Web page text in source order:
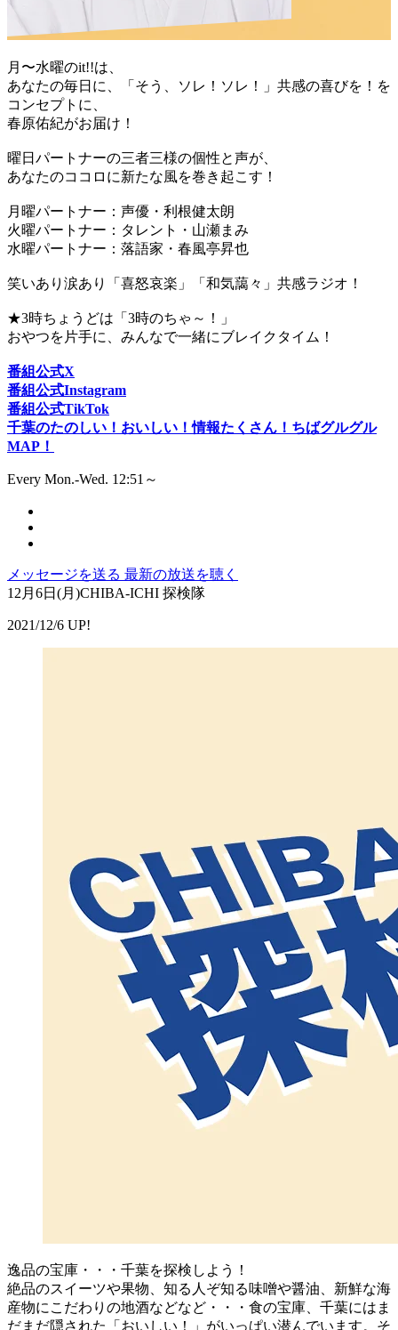
月〜水曜のit!!は、
あなたの毎日に、「そう、ソレ！ソレ！」共感の喜びを！を
コンセプトに、
春原佑紀がお届け！
曜日パートナーの三者三様の個性と声が、
あなたのココロに新たな風を巻き起こす！
月曜パートナー：声優・利根健太朗
火曜パートナー：タレント・山瀬まみ
水曜パートナー：落語家・春風亭昇也
笑いあり涙あり「喜怒哀楽」「和気藹々」共感ラジオ！
★3時ちょうどは「3時のちゃ～！」
おやつを片手に、みんなで一緒にブレイクタイム！
番組公式X
番組公式Instagram
番組公式TikTok
千葉のたのしい！おいしい！情報たくさん！ちばグルグル
MAP！
Every Mon.-Wed. 12:51～
メッセージを送る 最新の放送を聴く
12月6日(月)CHIBA-ICHI 探検隊
2021/12/6 UP!
逸品の宝庫・・・千葉を探検しよう！
絶品のスイーツや果物、知る人ぞ知る味噌や醤油、新鮮な海
産物にこだわりの地酒などなど・・・食の宝庫、千葉にはま
だまだ隠された「おいしい！」がいっぱい潜んでいます。そ